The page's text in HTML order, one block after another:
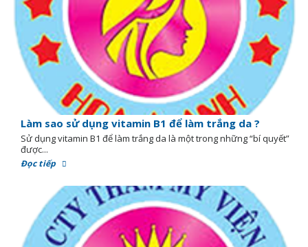
Làm sao sử dụng vitamin B1 để làm trắng da ?
Sử dụng vitamin B1 để làm trắng da là một trong những “bí quyết”
được...
Đọc tiếp